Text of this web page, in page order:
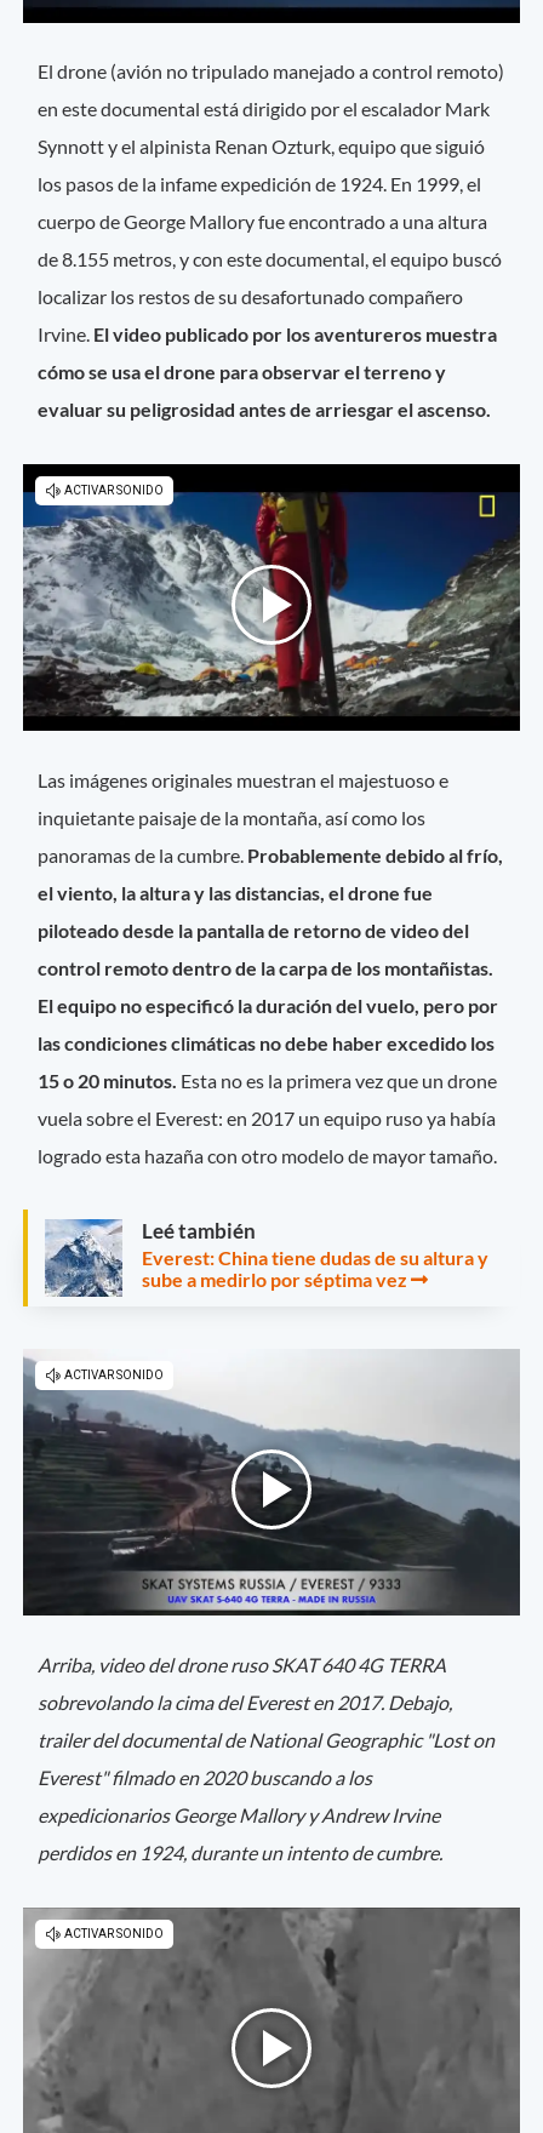
El drone (avión no tripulado manejado a control remoto)
en este documental está dirigido por el escalador Mark
Synnott y el alpinista Renan Ozturk, equipo que siguió
los pasos de la infame expedición de 1924. En 1999, el
cuerpo de George Mallory fue encontrado a una altura
de 8.155 metros, y con este documental, el equipo buscó
localizar los restos de su desafortunado compañero
Irvine. El video publicado por los aventureros muestra
cómo se usa el drone para observar el terreno y
evaluar su peligrosidad antes de arriesgar el ascenso.
Las imágenes originales muestran el majestuoso e
inquietante paisaje de la montaña, así como los
panoramas de la cumbre. Probablemente debido al frío,
el viento, la altura y las distancias, el drone fue
piloteado desde la pantalla de retorno de video del
control remoto dentro de la carpa de los montañistas.
El equipo no especificó la duración del vuelo, pero por
las condiciones climáticas no debe haber excedido los
15 o 20 minutos. Esta no es la primera vez que un drone
vuela sobre el Everest: en 2017 un equipo ruso ya había
logrado esta hazaña con otro modelo de mayor tamaño.
Leé también
Everest: China tiene dudas de su altura y
sube a medirlo por séptima vez
Arriba, video del drone ruso SKAT 640 4G TERRA
sobrevolando la cima del Everest en 2017. Debajo,
trailer del documental de National Geographic "Lost on
Everest" filmado en 2020 buscando a los
expedicionarios George Mallory y Andrew Irvine
perdidos en 1924, durante un intento de cumbre.